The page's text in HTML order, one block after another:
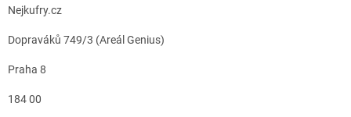
Nejkufry.cz
Dopraváků 749/3 (Areál Genius)
Praha 8
184 00